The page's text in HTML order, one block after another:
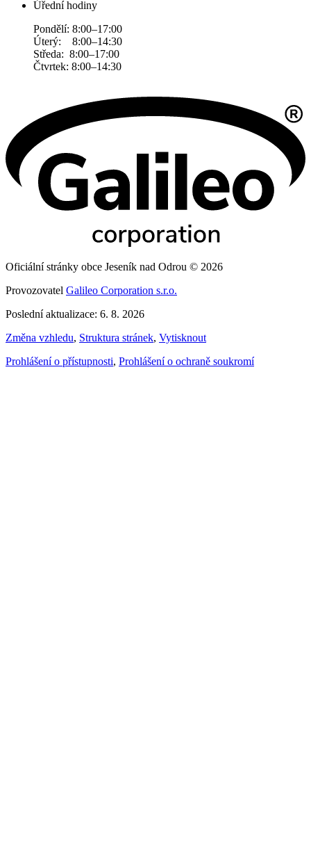
Úřední hodiny
Pondělí: 8:00–17:00
Úterý: 8:00–14:30
Středa: 8:00–17:00
Čtvrtek: 8:00–14:30
Oficiální stránky obce Jeseník nad Odrou © 2026
Provozovatel Galileo Corporation s.r.o.
Poslední aktualizace: 6. 8. 2026
Změna vzhledu, Struktura stránek, Vytisknout
Prohlášení o přístupnosti, Prohlášení o ochraně soukromí